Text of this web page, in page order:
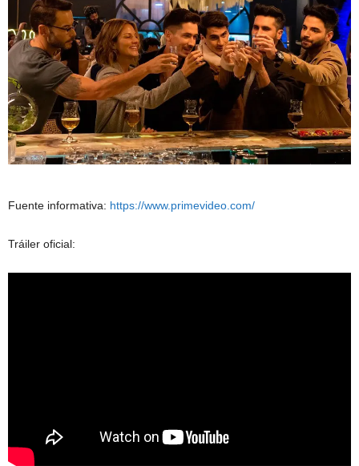
Fuente informativa: https://www.primevideo.com/
Tráiler oficial: